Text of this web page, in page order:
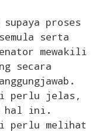
supaya proses
serta
mewakili
secara
perlu jelas,
hal ini.
perlu melihat